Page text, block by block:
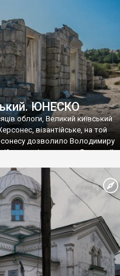
викрадені з фондів об’єкту
«Херсонеса Таврійського».
Візантії», але експерти та
лише […]
ЮНЕСКО
облоги, Великий київський
візантійське, на той
дозволило Володимиру
імператору Василю ІІ,
став Василем-
Русі. На честь
місто […]